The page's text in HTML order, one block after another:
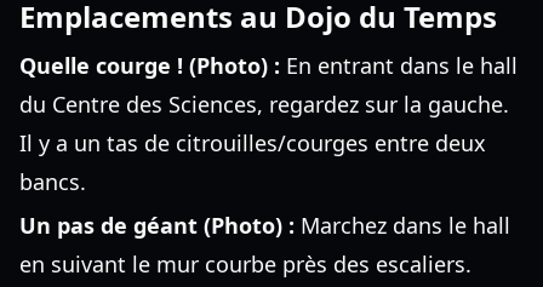
Emplacements au Dojo du Temps
Quelle courge ! (Photo) : En entrant dans le hall
du Centre des Sciences, regardez sur la gauche.
Il y a un tas de citrouilles/courges entre deux
bancs.
Un pas de géant (Photo) : Marchez dans le hall
en suivant le mur courbe près des escaliers.